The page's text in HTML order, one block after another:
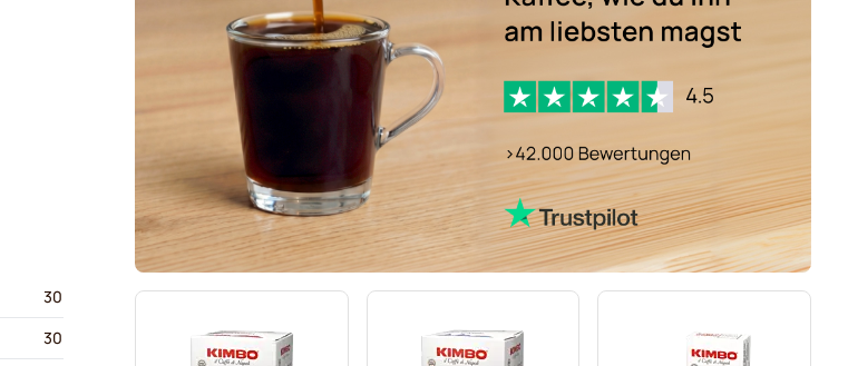
30
30